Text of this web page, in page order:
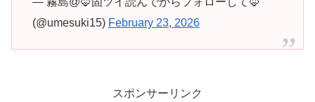
(@umesuki15) February 23, 2026
スポンサーリンク